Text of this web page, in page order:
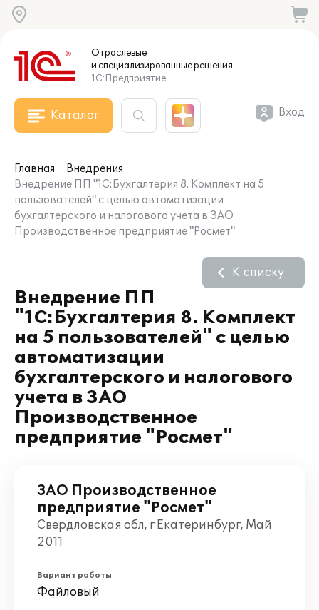
Отраслевые
и специализированныерешения
1С:Предприятие
Каталог Вход
Главная
Внедрения
Внедрение ПП "1С:Бухгалтерия 8. Комплект на 5
пользователей" с целью автоматизации
бухгалтерского и налогового учета в ЗАО
Производственное предприятие "Росмет"
Внедрение ПП
"1С:Бухгалтерия 8. Комплект
на 5 пользователей" с целью
автоматизации
бухгалтерского и налогового
учета в ЗАО
Производственное
предприятие "Росмет"
К списку
ЗАО Производственное
предприятие "Росмет"
Свердловская обл, г Екатеринбург, Май
2011
Вариант работы
Файловый